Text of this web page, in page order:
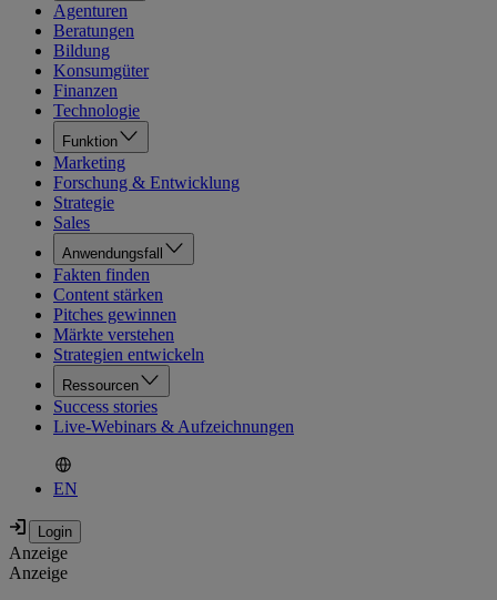
Agenturen
Beratungen
Bildung
Konsumgüter
Finanzen
Technologie
Funktion
Marketing
Forschung & Entwicklung
Strategie
Sales
Anwendungsfall
Fakten finden
Content stärken
Pitches gewinnen
Märkte verstehen
Strategien entwickeln
Ressourcen
Success stories
Live-Webinars & Aufzeichnungen
EN
Anzeige
Anzeige